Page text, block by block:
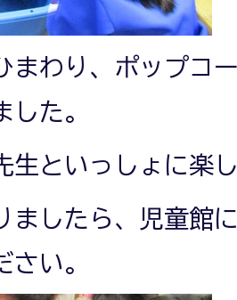
まわり、ポップコ
した。
生といっしょに楽
ましたら、児童館
さい。